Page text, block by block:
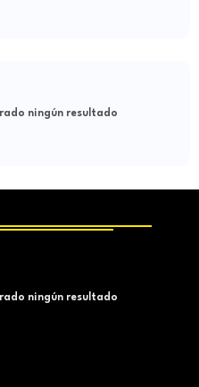
ningún resultado
ningún resultado